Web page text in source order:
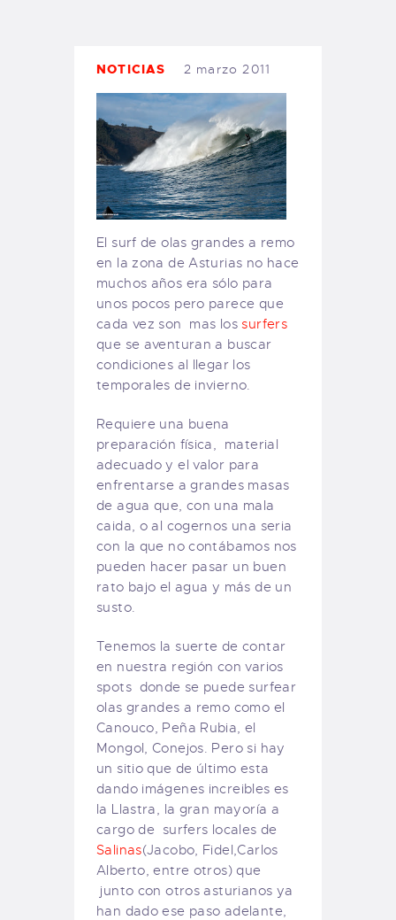
PEDIDOS
NOTICIAS 2 marzo 2011
El surf de olas grandes a remo
en la zona de Asturias no hace
muchos años era sólo para
unos pocos pero parece que
cada vez son mas lossurfers
que se aventuran a buscar
condiciones al llegar los
temporales de invierno.
Requiere una buena
preparación física, material
adecuado y el valor para
enfrentarse a grandes masas
de agua que, con una mala
caida, o al cogernos una seria
con la que no contábamos nos
pueden hacer pasar un buen
rato bajo el agua y más de un
susto.
Tenemos la suerte de contar
en nuestra región con varios
spots donde se puede surfear
olas grandes a remo como el
Canouco, Peña Rubia, el
Mongol, Conejos. Pero si hay
un sitio que de último esta
dando imágenes increibles es
la Llastra, la gran mayoría a
cargo de surfers locales de
Salinas(Jacobo, Fidel,Carlos
Alberto, entre otros) que
junto con otros asturianos ya
han dado ese paso adelante,